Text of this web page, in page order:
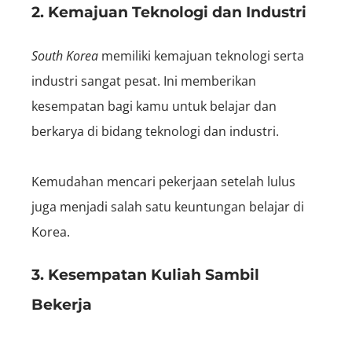
2. Kemajuan Teknologi dan Industri
South Korea memiliki kemajuan teknologi serta
industri sangat pesat. Ini memberikan
kesempatan bagi kamu untuk belajar dan
berkarya di bidang teknologi dan industri.
Kemudahan mencari pekerjaan setelah lulus
juga menjadi salah satu keuntungan belajar di
Korea.
3. Kesempatan Kuliah Sambil
Bekerja